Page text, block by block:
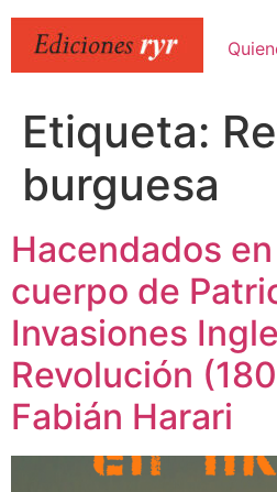
contenido
Etiqueta:
burguesa
Hacendados
cuerpo de
Invasiones
Revolución
Fabián Harari